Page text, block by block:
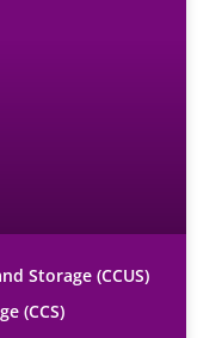
Storage (CCUS)
(CCS)